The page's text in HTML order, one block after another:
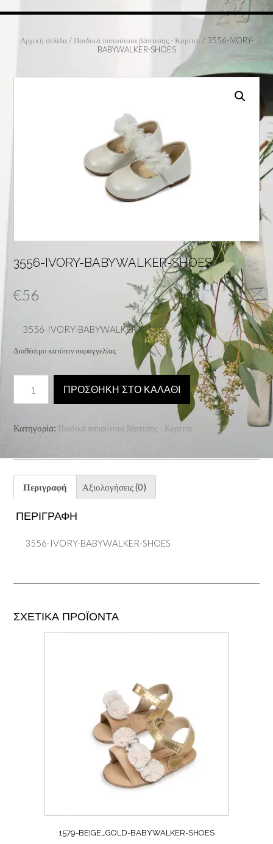
Αρχική σελίδα/ Παιδικά παπούτσια βάπτισης - Κορίτσι / 3556-IVORY-
BABYWALKER-SHOES
3556-IVORY-BABYWALKER-SHOES
€56
3556-IVORY-BABYWALKER-SHOES
Διαθέσιμο κατόπιν παραγγελίας
IVORY-
BABYWALKER-
ποσότητα
ΠΡΟΣΘΉΚΗ ΣΤΟ ΚΑΛΆΘΙ
Κατηγορία: Παιδικά παπούτσια βάπτισης - Κορίτσι
Περιγραφή Αξιολογήσεις (0)
ΠΕΡΙΓΡΑΦΉ
3556-IVORY-BABYWALKER-SHOES
ΣΧΕΤΙΚΆ ΠΡΟΪΌΝΤΑ
1579-BEIGE_GOLD-BABYWALKER-SHOES